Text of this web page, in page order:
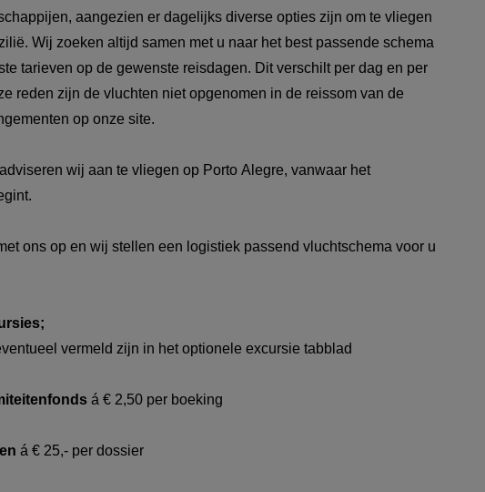
aangezien er dagelijks diverse opties zijn om te vliegen
Wij zoeken altijd samen met u naar het best passende schema
tarieven op de gewenste reisdagen. Dit verschilt per dag en per
reden zijn de vluchten niet opgenomen in de reissom van de
op onze site.
wij aan te vliegen op Porto Alegre, vanwaar het
ons op en wij stellen een logistiek passend vluchtschema voor u
vermeld zijn in het optionele excursie tabblad
á € 2,50 per boeking
á € 25,- per dossier